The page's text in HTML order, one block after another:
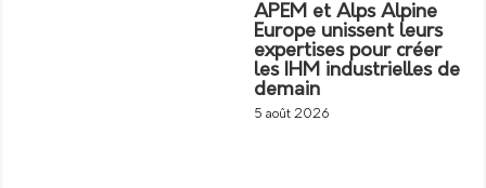
APEM et Alps Alpine
Europe unissent leurs
expertises pour créer
les IHM industrielles de
demain
5 août 2026